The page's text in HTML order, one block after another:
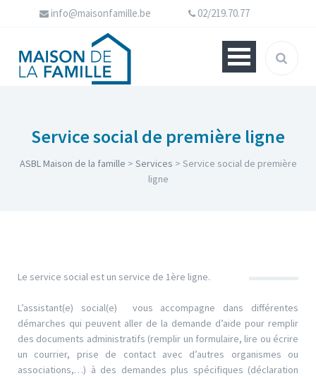
info@maisonfamille.be 02/219.70.77
Service social de première ligne
ASBL Maison de la famille > Services > Service social de première
ligne
Le service social est un service de 1ère ligne.
L’assistant(e) social(e) vous accompagne dans différentes
démarches qui peuvent aller de la demande d’aide pour remplir
des documents administratifs (remplir un formulaire, lire ou écrire
un courrier, prise de contact avec d’autres organismes ou
associations,…) à des demandes plus spécifiques (déclaration